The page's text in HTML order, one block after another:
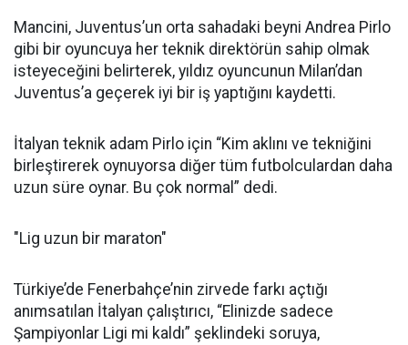
Mancini, Juventus’un orta sahadaki beyni Andrea Pirlo
gibi bir oyuncuya her teknik direktörün sahip olmak
isteyeceğini belirterek, yıldız oyuncunun Milan’dan
Juventus’a geçerek iyi bir iş yaptığını kaydetti.
İtalyan teknik adam Pirlo için “Kim aklını ve tekniğini
birleştirerek oynuyorsa diğer tüm futbolculardan daha
uzun süre oynar. Bu çok normal” dedi.
"Lig uzun bir maraton"
Türkiye’de Fenerbahçe’nin zirvede farkı açtığı
anımsatılan İtalyan çalıştırıcı, “Elinizde sadece
Şampiyonlar Ligi mi kaldı” şeklindeki soruya,